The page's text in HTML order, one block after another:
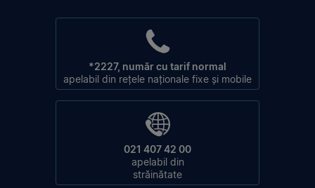
*2227, număr cu tarif normal
apelabil din rețele naționale fixe și mobile
021 407 42 00
apelabil din
străinătate